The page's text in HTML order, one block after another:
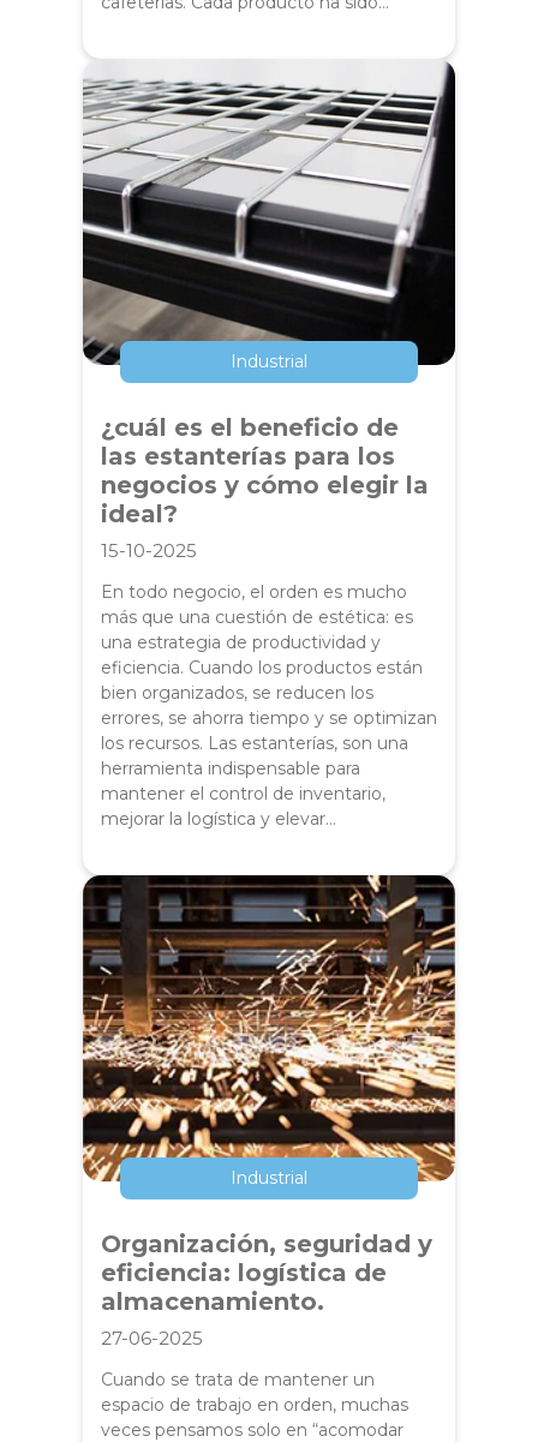
¿cuál es el beneficio de
las estanterías para los
negocios y cómo elegir la
ideal?
15-10-2025
En todo negocio, el orden es mucho
más que una cuestión de estética: es
una estrategia de productividad y
eficiencia. Cuando los productos están
bien organizados, se reducen los
errores, se ahorra tiempo y se optimizan
los recursos. Las estanterías, son una
herramienta indispensable para
mantener el control de inventario,
mejorar la logística y elevar…
Industrial
Organización, seguridad y
eficiencia: logística de
almacenamiento.
27-06-2025
Cuando se trata de mantener un
espacio de trabajo en orden, muchas
veces pensamos solo en “acomodar
Industrial